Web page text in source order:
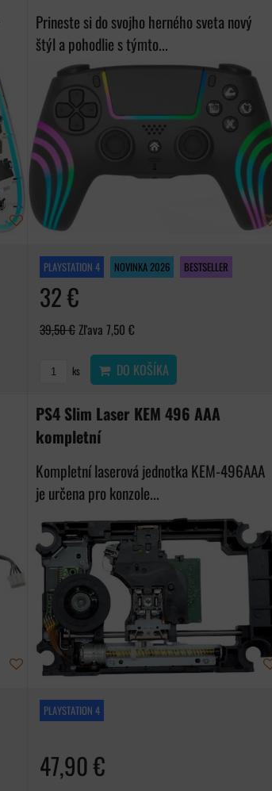
Prineste si do svojho herného sveta nový
štýl a pohodlie s týmto...
PLAYSTATION 4 NOVINKA 2026 BESTSELLER
32 €
39,50 €Zľava 7,50 €
ks DO KOŠÍKA
PS4 Slim Laser KEM 496 AAA
kompletní
Kompletní laserová jednotka KEM-496AAA
je určena pro konzole...
PLAYSTATION 4
47,90 €